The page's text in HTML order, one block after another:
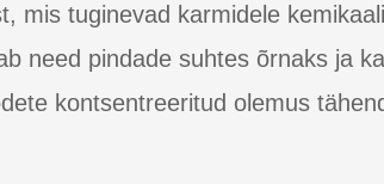
mis tuginevad karmidele
need pindade suhtes õrnaks ja
kontsentreeritud olemus